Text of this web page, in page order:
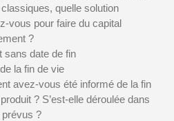
quelle solution
vous pour faire du capital
?
sans date de fin
la fin de vie
avez-vous été informé de la fin
? S’est-elle déroulée dans
prévus ?